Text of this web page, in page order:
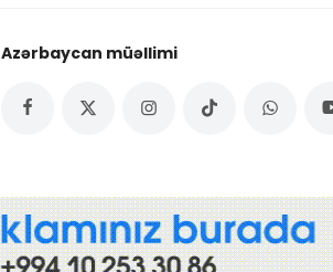
Azərbaycan müəllimi